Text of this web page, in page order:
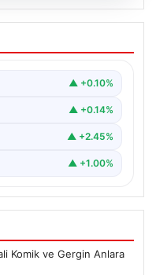
Kadrosunda
Kritik
3. eleme turu ilk
▲ +0.10%
▲ +0.14%
▲ +2.45%
▲ +1.00%
Komik ve Gergin Anlara